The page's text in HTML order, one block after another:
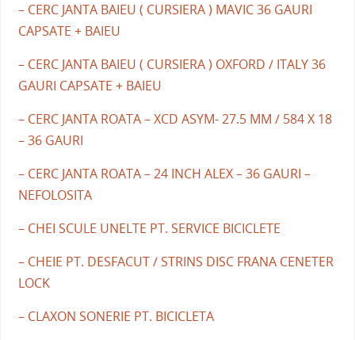
– CERC JANTA BAIEU ( CURSIERA ) MAVIC 36 GAURI
CAPSATE + BAIEU
– CERC JANTA BAIEU ( CURSIERA ) OXFORD / ITALY 36
GAURI CAPSATE + BAIEU
– CERC JANTA ROATA – XCD ASYM- 27.5 MM / 584 X 18
– 36 GAURI
– CERC JANTA ROATA – 24 INCH ALEX – 36 GAURI –
NEFOLOSITA
– CHEI SCULE UNELTE PT. SERVICE BICICLETE
– CHEIE PT. DESFACUT / STRINS DISC FRANA CENETER
LOCK
– CLAXON SONERIE PT. BICICLETA